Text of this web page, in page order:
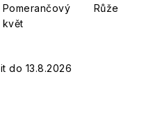
Pomerančový
květ
Růže
13.8.2026